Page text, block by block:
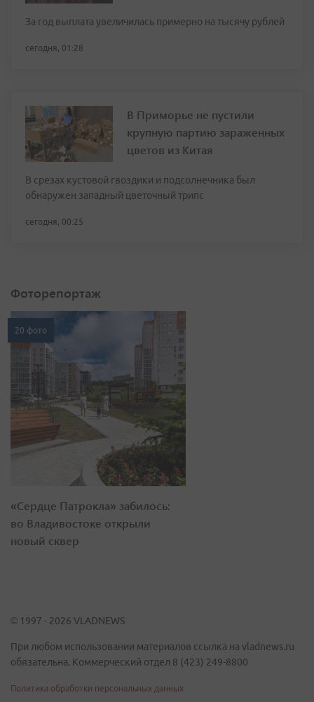
За год выплата увеличилась примерно на тысячу рублей
сегодня, 01:28
В Приморье не пустили
крупную партию зараженных
цветов из Китая
В срезах кустовой гвоздики и подсолнечника был
обнаружен западный цветочный трипс
сегодня, 00:25
Фоторепортаж
20 фото
«Сердце Патрокла» забилось:
во Владивостоке открыли
новый сквер
© 1997 - 2026 VLADNEWS
При любом использовании материалов ссылка на vladnews.ru
обязательна. Коммерческий отдел 8 (423) 249-8800
Политика обработки персональных данных